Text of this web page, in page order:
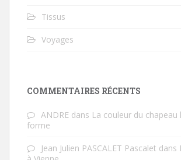
Tissus
Voyages
COMMENTAIRES RÉCENTS
ANDRE dans La couleur du chapeau
forme
Jean Julien PASCALET Pascalet dans